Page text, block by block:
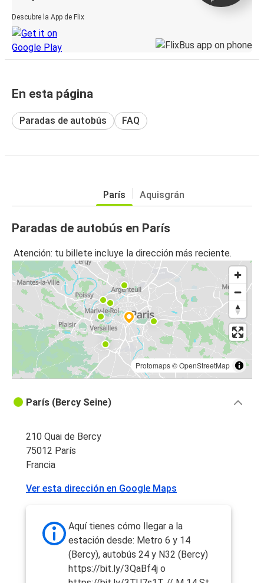
Descubre la App de Flix
En esta página
Paradas de autobús FAQ
París Aquisgrán
Paradas de autobús en París
Atención: tu billete incluye la dirección más reciente.
Protomaps©OpenStreetMap
París (Bercy Seine)
210 Quai de Bercy
75012 París
Francia
Ver esta dirección en Google Maps
Aquí tienes cómo llegar a la
estación desde: Metro 6 y 14
(Bercy), autobús 24 y N32 (Bercy)
https://bit.ly/3QaBf4j o